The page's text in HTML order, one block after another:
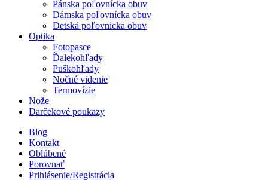
Pánska poľovnícka obuv
Dámska poľovnícka obuv
Detská poľovnícka obuv
Optika
Fotopasce
Ďalekohľady
Puškohľady
Nočné videnie
Termovízie
Nože
Darčekové poukazy
Blog
Kontakt
Oblúbené
Porovnať
Prihlásenie/Registrácia